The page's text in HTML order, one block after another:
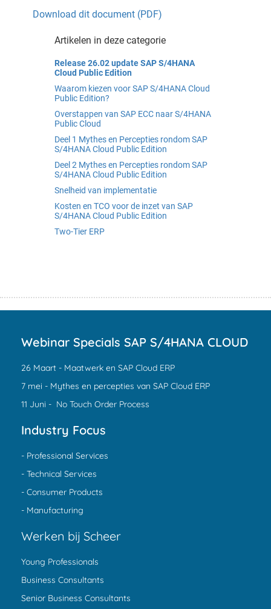
Download dit document (PDF)
Artikelen in deze categorie
Release 26.02 update SAP S/4HANA
Cloud Public Edition
Waarom kiezen voor SAP S/4HANA Cloud
Public Edition?
Overstappen van SAP ECC naar S/4HANA
Public Cloud
Deel 1 Mythes en Percepties rondom SAP
S/4HANA Cloud Public Edition
Deel 2 Mythes en Percepties rondom SAP
S/4HANA Cloud Public Edition
Snelheid van implementatie
Kosten en TCO voor de inzet van SAP
S/4HANA Cloud Public Edition
Two-Tier ERP
Webinar Specials SAP S/4HANA CLOUD
26 Maart - Maatwerk en SAP Cloud ERP
7 mei - Mythes en percepties van SAP Cloud ERP
11 Juni - No Touch Order Process
Industry Focus
- Professional Services
- Technical Services
- Consumer Products
- Manufacturing
Werken bij Scheer
Young Professionals
Business Consultants
Senior Business Consultants